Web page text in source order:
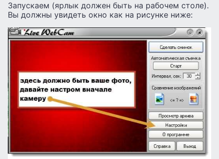
Запускаем (ярлык должен быть на рабочем столе).
Вы должны увидеть окно как на рисунке ниже: